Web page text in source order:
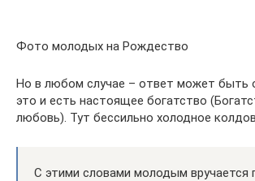
Фото молодых на Рождество
Но в любом случае – ответ может быть
это и есть настоящее богатство
любовь). Тут бессильно холодное
С этими словами молодым вручается